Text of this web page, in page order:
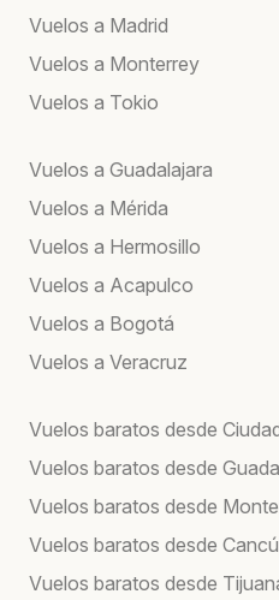
Vuelos a Madrid
Vuelos a Monterrey
Vuelos a Tokio
Vuelos a Guadalajara
Vuelos a Mérida
Vuelos a Hermosillo
Vuelos a Acapulco
Vuelos a Bogotá
Vuelos a Veracruz
Vuelos baratos desde
Vuelos baratos desde
Vuelos baratos desde
Vuelos baratos desde
Vuelos baratos desde